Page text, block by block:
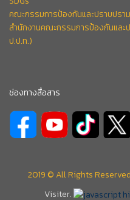
คณะกรรมการป้องกันและปราบปรา
สำนักงานคณะกรรมการป้องกันและ
ป.ป.ท.)
ช่องทางสื่อสาร
2019 © All Rights
Visiter.